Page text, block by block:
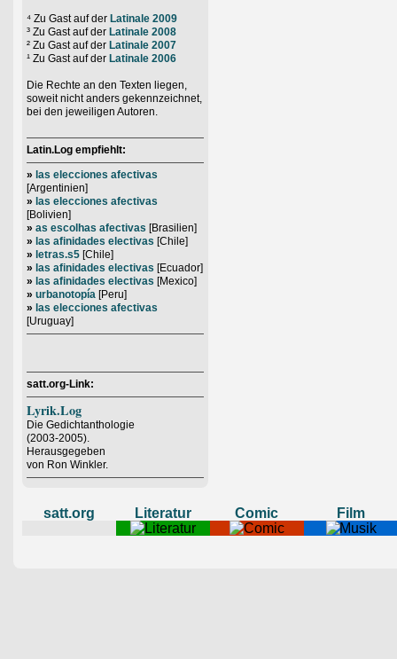
⁴ Zu Gast auf der Latinale 2009
³ Zu Gast auf der Latinale 2008
² Zu Gast auf der Latinale 2007
¹ Zu Gast auf der Latinale 2006
Die Rechte an den Texten liegen,
soweit nicht anders gekennzeichnet,
bei den jeweiligen Autoren.
Latin.Log empfiehlt:
» las elecciones afectivas
[Argentinien]
» las elecciones afectivas
[Bolivien]
» as escolhas afectivas [Brasilien]
» las afinidades electivas [Chile]
» letras.s5 [Chile]
» las afinidades electivas [Ecuador]
» las afinidades electivas [Mexico]
» urbanotopía [Peru]
» las elecciones afectivas
[Uruguay]
satt.org-Link:
Lyrik.Log
Die Gedichtanthologie
(2003-2005).
Herausgegeben
von Ron Winkler.
satt.org Literatur Comic Film